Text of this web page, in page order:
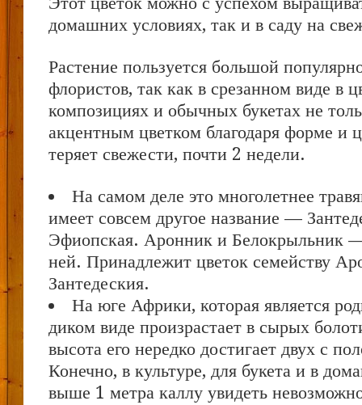
домашних условиях, так и в саду на
Растение пользуется большой
флористов, так как в срезанном виде в
композициях и обычных букетах не
акцентным цветком благодаря форме и
теряет свежести, почти 2 недели.
На самом деле это многолетнее
имеет совсем другое название —
Эфиопская. Аронник и Белокрыльник
ней. Принадлежит цветок семейству
Зантедеския.
На юге Африки, которая является
диком виде произрастает в сырых
высота его нередко достигает двух с
Конечно, в культуре, для букета и в
выше 1 метра каллу увидеть